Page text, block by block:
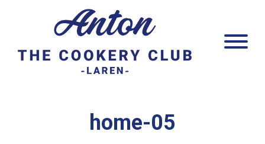
hoofd
Anton Laren
home-05